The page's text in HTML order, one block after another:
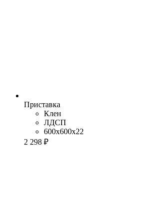
Приставка
Клен
ЛДСП
600x600x22
2 298 ₽